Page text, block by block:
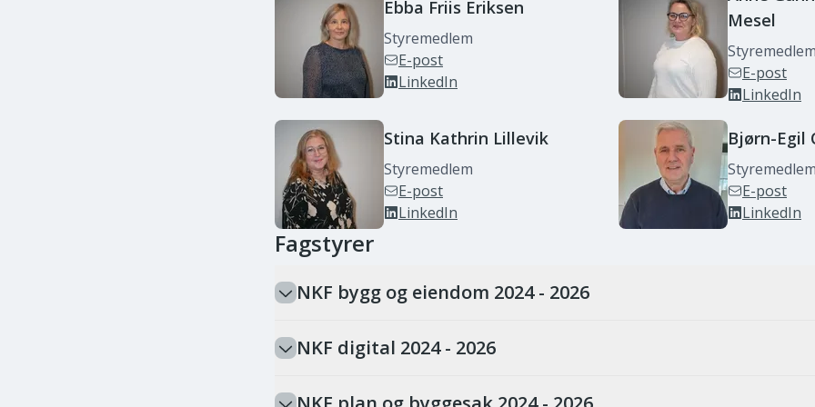
Ebba Friis Eriksen
Styremedlem
E-post
LinkedIn
Mesel
Styremedlem
E-post
LinkedIn
Stina Kathrin Lillevik
Styremedlem
E-post
LinkedIn
Bjørn-Egil
Styremedlem
E-post
LinkedIn
Fagstyrer
NKF bygg og eiendom 2024 - 2026
NKF digital 2024 - 2026